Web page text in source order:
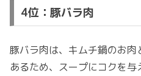
4位：豚バラ肉
豚バラ肉は、キムチ鍋のお
あるため、スープにコクを